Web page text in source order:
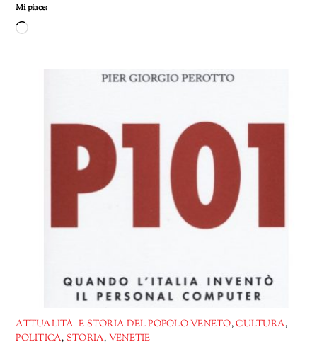
Mi piace:
Caricamento
ATTUALITÀ E STORIA DEL POPOLO VENETO,CULTURA,
POLITICA, STORIA, VENETIE